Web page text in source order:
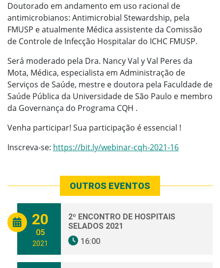
Doutorado em andamento em uso racional de
antimicrobianos: Antimicrobial Stewardship, pela
FMUSP e atualmente Médica assistente da Comissão
de Controle de Infecção Hospitalar do ICHC FMUSP.
Será moderado pela Dra. Nancy Val y Val Peres da
Mota, Médica, especialista em Administração de
Serviços de Saúde, mestre e doutora pela Faculdade de
Saúde Pública da Universidade de São Paulo e membro
da Governança do Programa CQH .
Venha participar! Sua participação é essencial !
Inscreva-se: https://bit.ly/webinar-cqh-2021-16
OUTROS EVENTOS
20
05
2021
2º ENCONTRO DE HOSPITAIS
SELADOS 2021
16:00